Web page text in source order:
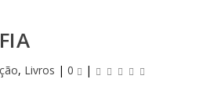
, Livros | 0 |